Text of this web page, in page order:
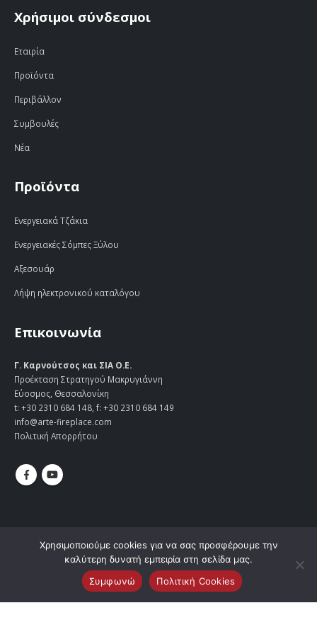
Χρήσιμοι σύνδεσμοι
Εταιρία
Προϊόντα
Περιβάλλον
Συμβουλές
Νέα
Προϊόντα
Ενεργειακά Τζάκια
Ενεργειακές Σόμπες Ξύλου
Αξεσουάρ
Λήψη ηλεκτρονικού καταλόγου
Επικοινωνία
Γ. Καρνούτσος και ΣΙΑ Ο.Ε.
Προέκταση Στρατηγού Μακρυγιάννη
Εύοσμος, Θεσσαλονίκη
t: +30 2310 684 148 , f: +30 2310 684 149
info@arte-fireplace.com
Πολιτική Απορρήτου
Χρησιμοποιούμε cookies για να σας προσφέρουμε την
καλύτερη δυνατή εμπειρία στη σελίδα μας.
Συμφωνώ
Πολιτική Cookies